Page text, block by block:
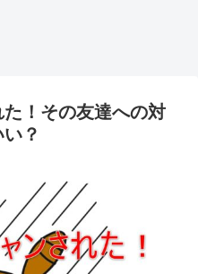
！その友達への対
？